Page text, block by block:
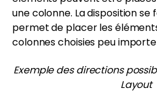
une colonne. La disposition se
permet de placer les
colonnes choisies peu
Exemple des directions
Layout